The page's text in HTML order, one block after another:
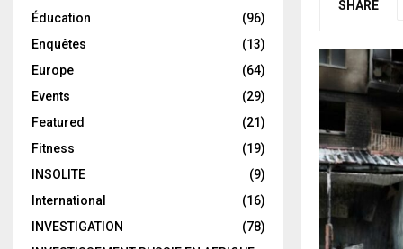
SHARE
Éducation
(96)
Enquêtes
(13)
Europe
(64)
Events
(29)
Featured
(21)
Fitness
(19)
INSOLITE
(9)
International
(16)
INVESTIGATION
(78)